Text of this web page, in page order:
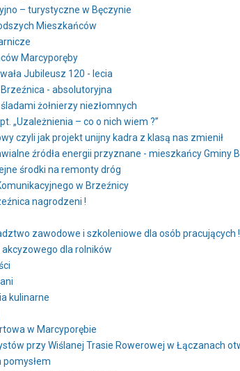
– turystyczne w Bęczynie
Mieszkańców
Marcyporęby
Jubileusz 120 - lecia
- absolutoryjna
żołnierzy niezłomnych
„Uzależnienia – co o nich wiem ?”
czyli jak projekt unijny kadra z klasą nas zmienił
źródła energii przyznane - mieszkańcy Gminy
środki na remonty dróg
w Brzeźnicy
nagrodzeni !
zawodowe i szkoleniowe dla osób pracujących !
dla rolników
kulinarne
w Marcyporębie
przy Wiślanej Trasie Rowerowej w Łączanach
pomysłem